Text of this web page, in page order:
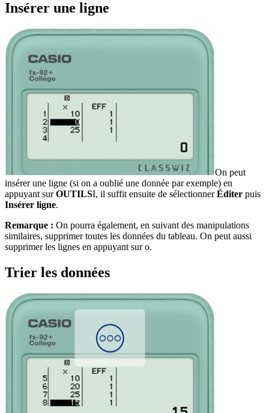
Insérer une ligne
On peut
insérer une ligne (si on a oublié une donnée par exemple) en
appuyant surOUTILSI, il suffit ensuite de sélectionnerÉditer puis
Insérer ligne.
Remarque : On pourra également, en suivant des manipulations
similaires, supprimer toutes les données du tableau. On peut aussi
supprimer les lignes en appuyant suro.
Trier les données